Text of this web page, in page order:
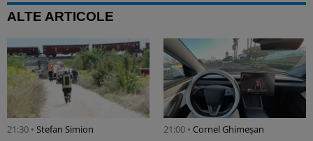
ALTE ARTICOLE
21:30 • Stefan Simion 21:00 • Cornel Ghimeșan